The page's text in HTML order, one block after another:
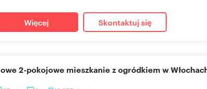
Więcej Skontaktuj się
Nowe 2-pokojowe mieszkanie z ogródkiem w